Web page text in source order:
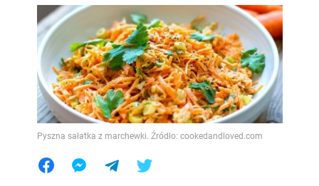
Pyszna sałatka z marchewki. Źródło: cookedandloved.com